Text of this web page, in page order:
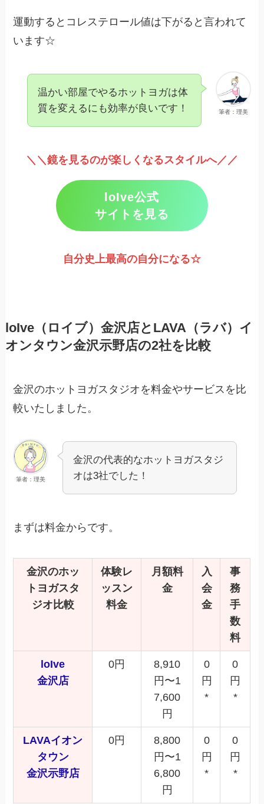
運動するとコレステロール値は下がると言われて
います☆
筆者：理美
温かい部屋でやるホットヨガは体
質を変えるにも効率が良いです！
＼＼鏡を見るのが楽しくなるスタイルへ／／
loIve公式
サイトを見る
自分史上最高の自分になる☆
loIve（ロイブ）金沢店とLAVA（ラバ）イ
オンタウン金沢示野店の2社を比較
金沢のホットヨガスタジオを料金やサービスを比
較いたしました。
筆者：理美
金沢の代表的なホットヨガスタジ
オは3社でした！
まずは料金からです。
金沢のホッ
トヨガスタ
ジオ比較
体験レ
ッスン
料金
月額料
金
入
会
金
事
務
手
数
料
loIve
金沢店
0円
8,910
円〜1
7,600
円
0
円
*
0
円
*
LAVAイオン
タウン
金沢示野店
0円
8,800
円〜1
6,800
円
0
円
*
0
円
*